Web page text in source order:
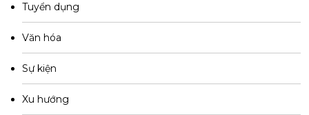
Tuyển dụng
Văn hóa
Sự kiện
Xu hướng